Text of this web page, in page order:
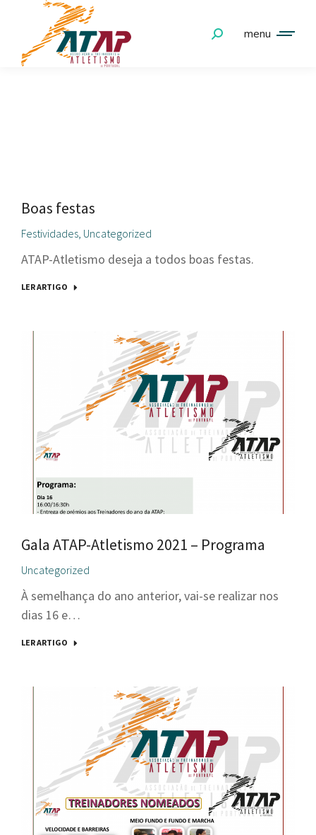
menu
Boas festas
Festividades, Uncategorized
ATAP-Atletismo deseja a todos boas festas.
LER ARTIGO
Gala ATAP-Atletismo 2021 – Programa
Uncategorized
À semelhança do ano anterior, vai-se realizar nos
dias 16 e…
LER ARTIGO